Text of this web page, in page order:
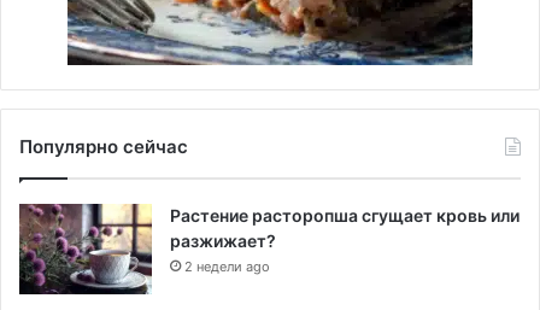
Популярно сейчас
Растение расторопша сгущает кровь или
разжижает?
2 недели ago